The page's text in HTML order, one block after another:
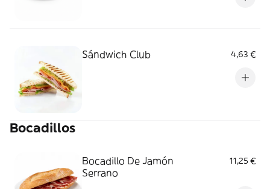
Sándwich Club 4,63 €
Bocadillos
Bocadillo De Jamón
Serrano
11,25 €